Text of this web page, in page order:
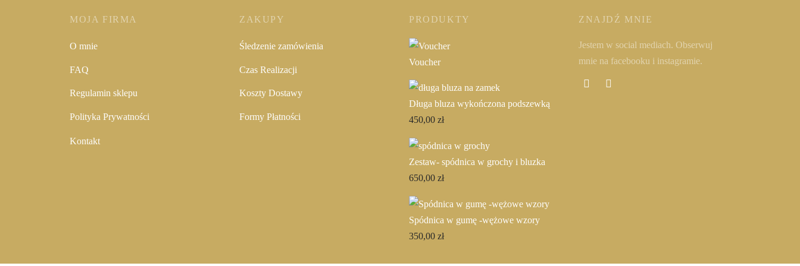
MOJA FIRMA
O mnie
FAQ
Regulamin sklepu
Polityka Prywatności
Kontakt
ZAKUPY
Śledzenie zamówienia
Czas Realizacji
Koszty Dostawy
Formy Płatności
PRODUKTY
Voucher
Długa bluza wykończona podszewką
450,00 zł
Zestaw- spódnica w grochy i bluzka
650,00 zł
Spódnica w gumę -wężowe wzory
350,00 zł
ZNAJDŹ MNIE
Jestem w social mediach. Obserwuj
mnie na facebooku i instagramie.